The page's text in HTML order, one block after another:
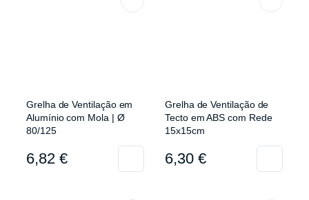
Grelha de Ventilação em
Alumínio com Mola | Ø
80/125
6,82 €
Grelha de Ventilação de
Tecto em ABS com Rede
15x15cm
6,30 €